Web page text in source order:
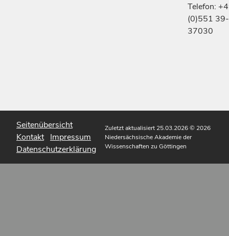
Telefon:
(0)551 39-
37030
Seitenübersicht
Kontakt Impressum
Datenschutzerklärung
Zuletzt aktualisiert 25.03.2026© 2026
Niedersächsische Akademie der
Wissenschaften zu Göttingen